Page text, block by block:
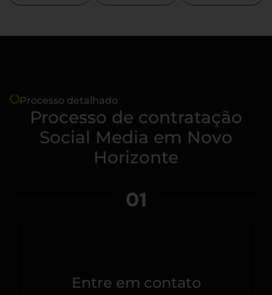
Processo detalhado
Processo de contratação
Social Media em Novo
Horizonte
01
Entre em contato